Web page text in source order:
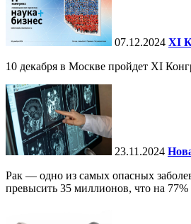
07.12.2024 ХI
10 декабря в Москве пройдет XI
23.11.2024
Рак — одно из самых опасных
превысить 35 миллионов, что на 77%